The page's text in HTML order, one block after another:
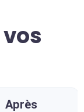
Après